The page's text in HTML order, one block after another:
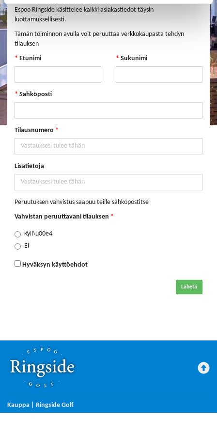
Espoo Ringside käsittelee kaikki asiakastiedot täysin
luottamuksellisesti.
Tämän toiminnon avulla voit peruuttaa verkkokaupasta tehdyn
tilauksen
* Etunimi * Sukunimi
* Sähköposti
Tilausnumero *
Lisätietoja
Peruutuksen vahvistus saapuu teille sähköpostitse
Vahvistan peruuttavani tilauksen *
Kyll\u00e4
Ei
Hyväksyn käyttöehdot
Lähetä
Kauppa | Ringside Golf